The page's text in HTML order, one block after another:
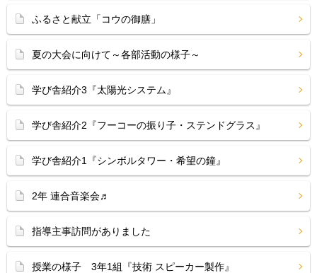
ふるさと献立「コウの御膳」
夏の大会に向けて～各部活動の様子～
学び舎紹介3『太陽光システム』
学び舎紹介2『フーコーの振り子・ステンドグラス』
学び舎紹介1『シンボルタワー・希望の鐘』
2年 連合音楽会♬
指導主事訪問がありました
授業の様子 3年1組『技術 スピーカー製作』